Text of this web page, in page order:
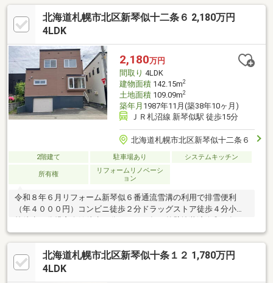
様がのびのびと遊ぶことができる環境が整っています。■駐車ス
ペース駐車スペースを２台分確保しています。※車種による■２０
２１年１１月リフォーム・内装全面（床・壁・天井・建具）・キ
向きのＬＤＫで家族団らん♪全室６帖以上のゆとりある広さでファ
ミリーにもおすすめ！
北海道札幌市北区新琴似十二条６ 2,180万円
4LDK
2,180万円
間取り 4LDK
建物面積142.15m2
土地面積109.09m2
築年月 1987年11月(築38年10ヶ月)
ＪＲ札沼線 新琴似駅 徒歩15分
北海道札幌市北区新琴似十二条６
2階建て 駐車場あり システムキッチン
所有権
リフォームリノベーシ
ョン
令和８年６月リフォーム新琴似６番通流雪溝の利用で排雪便利
（年４０００円）コンビニ徒歩２分ドラッグストア徒歩４分小学
校徒歩３分児童会館徒歩４分２０２０年頃外壁塗装済令和８年６
月リフォーム完成予定屋根塗装・全室クロス貼替UT・トイレ以外
のフロアタイル貼替キッチン・１坪ユニットバス・トイレ・洗面
化粧台交換玄関ドア・灯油給湯ボイラー・照明LED交換１階和室
を洋室に変更車庫シャッター高さ1740ｍｍ、幅2490ｍｍ
北海道札幌市北区新琴似十条１２ 1,780万円
4LDK